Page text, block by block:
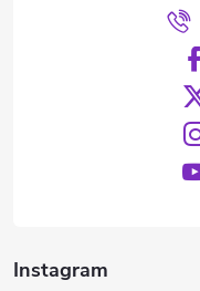
Instagram